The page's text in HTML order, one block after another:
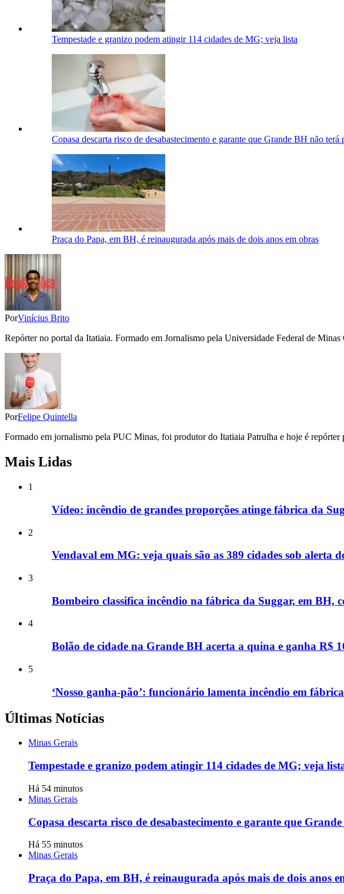
Tempestade e granizo podem atingir 114 cidades de MG; veja lista
Copasa descarta risco de desabastecimento e garante que Grande BH não terá
Praça do Papa, em BH, é reinaugurada após mais de dois anos em obras
PorVinícius Brito
Repórter no portal da Itatiaia. Formado em Jornalismo pela Universidade Federal de
PorFelipe Quintella
Formado em jornalismo pela PUC Minas, foi produtor do Itatiaia Patrulha e hoje é
Mais Lidas
1
Vídeo: incêndio de grandes proporções atinge fábrica da
2
Vendaval em MG: veja quais são as 389 cidades sob alerta
3
Bombeiro classifica incêndio na fábrica da Suggar, em BH,
4
Bolão de cidade na Grande BH acerta a quina e ganha R$
5
‘Nosso ganha-pão’: funcionário lamenta incêndio em
Últimas Notícias
Minas Gerais
Tempestade e granizo podem atingir 114 cidades de MG; veja
Há 54 minutos
Minas Gerais
Copasa descarta risco de desabastecimento e garante que
Há 55 minutos
Minas Gerais
Praça do Papa, em BH, é reinaugurada após mais de dois anos